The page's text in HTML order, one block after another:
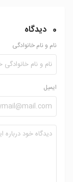
0 دیدگاه
نام و نام خانوادگی
ایمیل